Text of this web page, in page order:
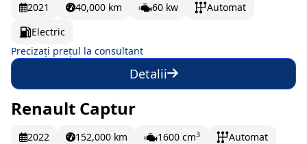
2021 40,000 km 60 kw
Automat
Electric
Precizați prețul la consultant
Detalii
În stoc 212.17 EUR/lună
Renault Captur
2022 152,000 km 1600 cm3
Automat